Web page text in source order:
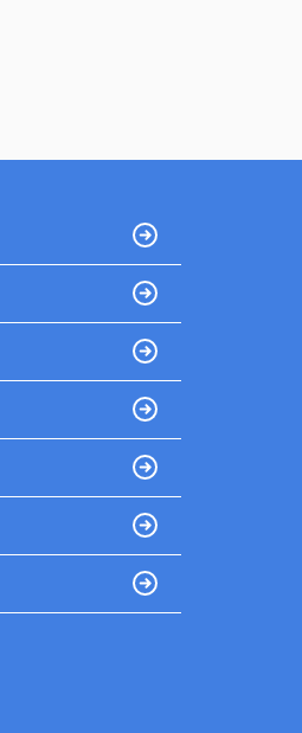
ありがとうございま